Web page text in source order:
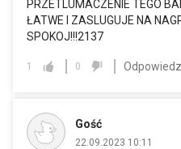
PRZETLUMACZENIE TEGO
ŁATWE I ZASLUGUJE NA
SPOKOJ!!!2137
1 0
Gość
22.09.2023 10:11